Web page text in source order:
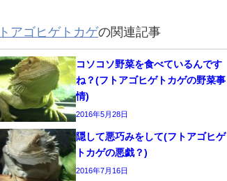
アゴヒゲトカゲの関連記事
コソコソ野菜を食べているんです
ね？(フトアゴヒゲトカゲの野菜事
情)
2016年5月28日
隠して悪巧みをして(フトアゴヒゲ
トカゲの悪戯？)
2016年7月16日